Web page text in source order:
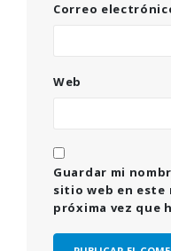
Correo
Web
Guardar mi
sitio web en este
próxima vez que